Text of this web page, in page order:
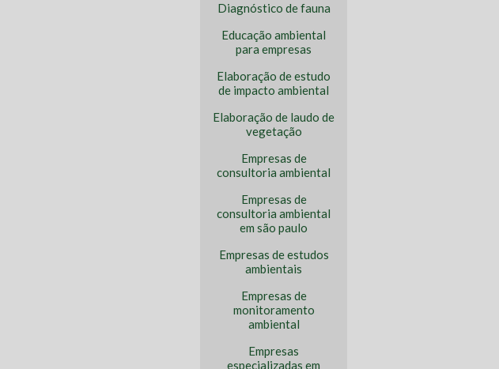
Diagnóstico de fauna
Educação ambiental
para empresas
Elaboração de estudo
de impacto ambiental
Elaboração de laudo de
vegetação
Empresas de
consultoria ambiental
Empresas de
consultoria ambiental
em são paulo
Empresas de estudos
ambientais
Empresas de
monitoramento
ambiental
Empresas
especializadas em